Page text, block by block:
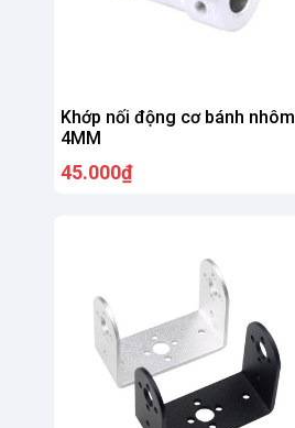
Khớp nối động cơ bánh nhôm
4MM
45.000₫